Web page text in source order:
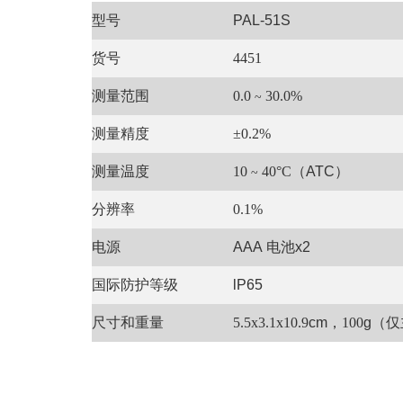
型号 PAL-51S
货号 4451
测量范围 0.0 ~ 30.0%
测量精度 ±0.2%
测量温度 10 ~ 40°C （ATC）
分辨率 0.1%
电源 AAA 电池x2
国际防护等级 lP65
尺寸和重量 5.5x3.1x10.9cm ，100g （仅